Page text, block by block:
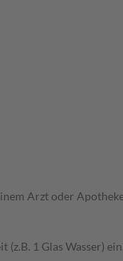
Arzt oder
1 Glas Wasser) ein.